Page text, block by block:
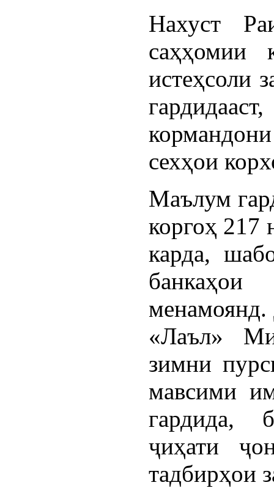
Нахуст
саҳҳомии
истеҳсоли
сехҳои
Маълум
коргоҳ 217
карда,
«Лаъл»
зимни
мавсими
гардида,
ҷиҳати
тадбирҳои